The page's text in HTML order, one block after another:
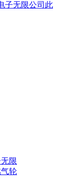
子无限公司此
限
轮